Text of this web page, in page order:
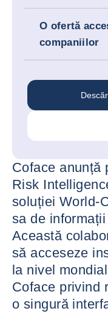
O ofertă
companiilor
Coface anunță
Risk
soluției World-
sa de
Această
să acceseze
la nivel
Coface privind
o singură